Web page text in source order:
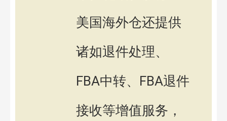
美国海外仓还提供
诸如退件处理、
FBA中转、FBA退件
接收等增值服务，